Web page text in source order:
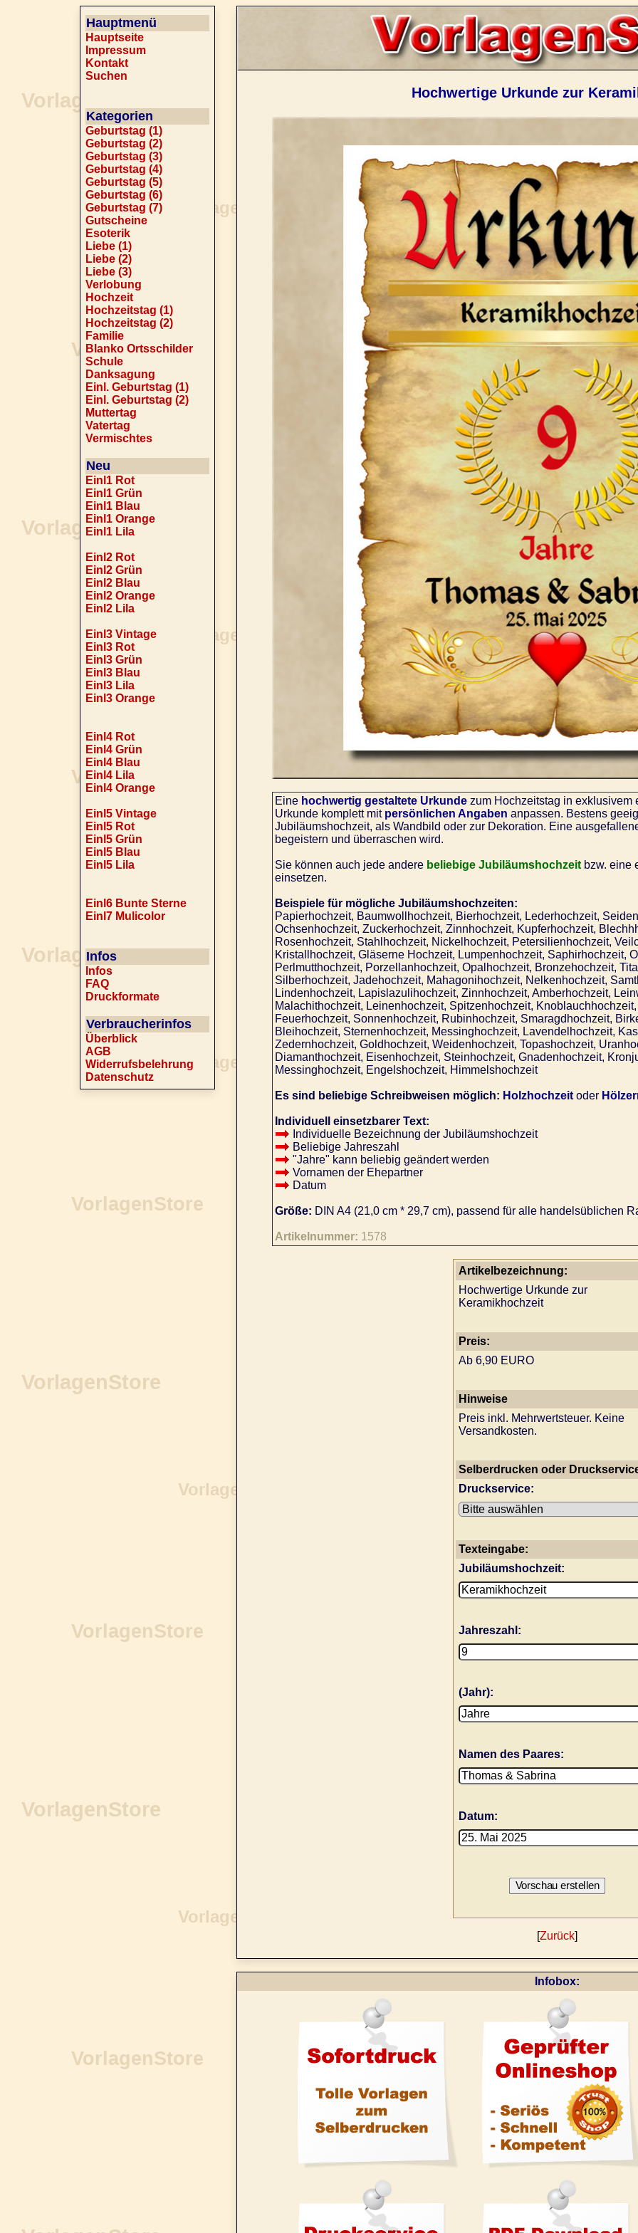
Hauptmenü
Hauptseite
Impressum
Kontakt
Suchen
Kategorien
Geburtstag (1)
Geburtstag (2)
Geburtstag (3)
Geburtstag (4)
Geburtstag (5)
Geburtstag (6)
Geburtstag (7)
Gutscheine
Esoterik
Liebe (1)
Liebe (2)
Liebe (3)
Verlobung
Hochzeit
Hochzeitstag (1)
Hochzeitstag (2)
Familie
Blanko Ortsschilder
Schule
Danksagung
Einl. Geburtstag (1)
Einl. Geburtstag (2)
Muttertag
Vatertag
Vermischtes
Neu
Einl1 Rot
Einl1 Grün
Einl1 Blau
Einl1 Orange
Einl1 Lila
Einl2 Rot
Einl2 Grün
Einl2 Blau
Einl2 Orange
Einl2 Lila
Einl3 Vintage
Einl3 Rot
Einl3 Grün
Einl3 Blau
Einl3 Lila
Einl3 Orange
Einl4 Rot
Einl4 Grün
Einl4 Blau
Einl4 Lila
Einl4 Orange
Einl5 Vintage
Einl5 Rot
Einl5 Grün
Einl5 Blau
Einl5 Lila
Einl6 Bunte Sterne
Einl7 Mulicolor
Infos
Infos
FAQ
Druckformate
Verbraucherinfos
Überblick
AGB
Widerrufsbelehrung
Datenschutz
Hochwertige Urkunde zur
Eine hochwertig gestaltete Urkundezum Hochzeitstag in exklusivem
Urkunde komplett mit persönlichen Angaben anpassen. Bestens
Jubiläumshochzeit, als Wandbild oder zur Dekoration. Eine
begeistern und überraschen wird.
Sie können auch jede andere beliebige Jubiläumshochzeitbzw. eine
einsetzen.
Beispiele für mögliche Jubiläumshochzeiten:
Papierhochzeit, Baumwollhochzeit, Bierhochzeit, Lederhochzeit,
Ochsenhochzeit, Zuckerhochzeit, Zinnhochzeit, Kupferhochzeit,
Rosenhochzeit, Stahlhochzeit, Nickelhochzeit, Petersilienhochzeit,
Kristallhochzeit, Gläserne Hochzeit, Lumpenhochzeit, Saphirhochzeit,
Perlmutthochzeit, Porzellanhochzeit, Opalhochzeit, Bronzehochzeit,
Silberhochzeit, Jadehochzeit, Mahagonihochzeit, Nelkenhochzeit,
Lindenhochzeit, Lapislazulihochzeit, Zinnhochzeit, Amberhochzeit,
Malachithochzeit, Leinenhochzeit, Spitzenhochzeit,
Feuerhochzeit, Sonnenhochzeit, Rubinhochzeit, Smaragdhochzeit,
Bleihochzeit, Sternenhochzeit, Messinghochzeit, Lavendelhochzeit,
Zedernhochzeit, Goldhochzeit, Weidenhochzeit, Topashochzeit,
Diamanthochzeit, Eisenhochzeit, Steinhochzeit, Gnadenhochzeit,
Messinghochzeit, Engelshochzeit, Himmelshochzeit
Es sind beliebige Schreibweisen möglich: Holzhochzeitoder
Individuell einsetzbarer Text:
Individuelle Bezeichnung der Jubiläumshochzeit
Beliebige Jahreszahl
"Jahre" kann beliebig geändert werden
Vornamen der Ehepartner
Datum
Größe: DIN A4 (21,0 cm * 29,7 cm), passend für alle handelsüblichen
Artikelnummer: 1578
Artikelbezeichnung:
Hochwertige Urkunde zur
Keramikhochzeit
Preis:
Ab 6,90 EURO
Hinweise
Preis inkl. Mehrwertsteuer. Keine
Versandkosten.
Selberdrucken oder
Druckservice:
Texteingabe:
Jubiläumshochzeit:
Jahreszahl:
(Jahr):
Namen des Paares:
Datum:
[Zurück]
Infobox: